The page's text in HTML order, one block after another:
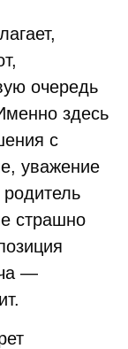
очередь
здесь
с
уважение
страшно
—